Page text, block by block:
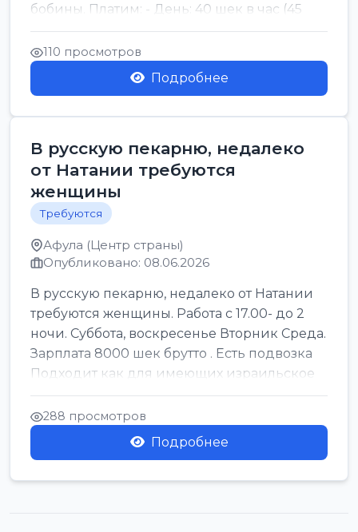
бобины. Платим: - День: 40 шек в час (45
для синих бумаг и виз) -...
110 просмотров
Подробнее
В русскую пекарню, недалеко
от Натании требуются
женщины
Требуются
Афула (Центр страны)
Опубликовано: 08.06.2026
В русскую пекарню, недалеко от Натании
требуются женщины. Работа с 17.00- до 2
ночи. Суббота, воскресенье Вторник Среда.
Зарплата 8000 шек брутто . Есть подвозка
Подходит как для имеющих израильское
г...
288 просмотров
Подробнее